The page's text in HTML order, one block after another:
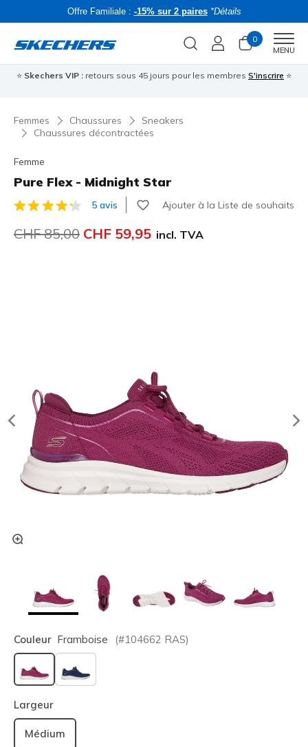
Offre Familiale : -15% sur 2 paires *Détails
0
MENU
⭐ Skechers VIP : retours sous 45 jours pour les membres S'inscrire ⭐
Femmes Chaussures
Sneakers
Chaussures décontractées
Femme
Pure Flex - Midnight Star
Évaluation client 4.8 sur 5
5 avis Ajouter à la Liste de souhaits
Prix réduit de
CHF 85,00 à
CHF 59,95 incl. TVA
Couleur Framboise (#104662 RAS)
sélectionné
Largeur
Médium